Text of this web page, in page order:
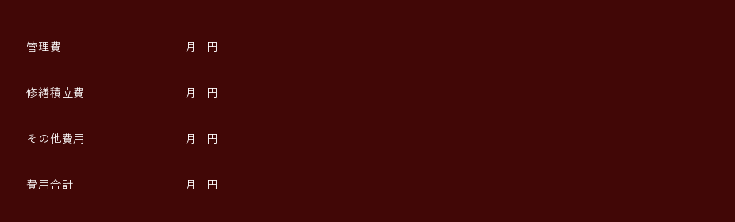
管理費 月 -円
修繕積立費 月 -円
その他費用 月 -円
費用合計 月 -円